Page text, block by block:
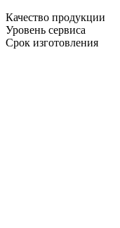
Качество продукции
Уровень сервиса
Срок изготовления